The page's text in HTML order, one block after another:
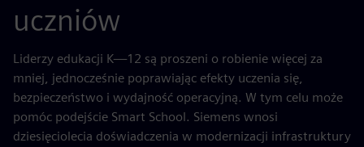
uczniów
Liderzy edukacji K—12 są proszeni o robienie więcej za
mniej, jednocześnie poprawiając efekty uczenia się,
bezpieczeństwo i wydajność operacyjną. W tym celu może
pomóc podejście Smart School. Siemens wnosi
dziesięciolecia doświadczenia w modernizacji infrastruktury